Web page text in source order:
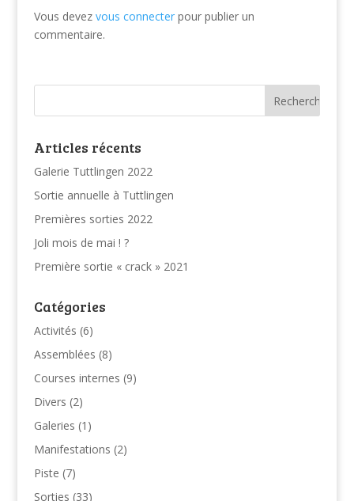
Vous devez vous connecterpour publier un
commentaire.
Articles récents
Galerie Tuttlingen 2022
Sortie annuelle à Tuttlingen
Premières sorties 2022
Joli mois de mai ! ?
Première sortie « crack » 2021
Catégories
Activités (6)
Assemblées (8)
Courses internes (9)
Divers (2)
Galeries (1)
Manifestations (2)
Piste (7)
Sorties (33)